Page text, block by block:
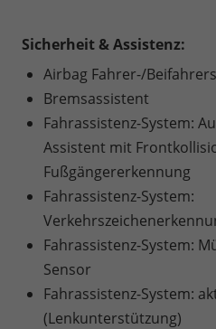
Sicherheit & Assistenz:
Airbag Fahrer-/
Bremsassistent
Fahrassistenz-System:
Assistent mit
Fußgängererkennung
Fahrassistenz-System:
Fahrassistenz-System:
Sensor
Fahrassistenz-System:
(Lenkunterstützung)